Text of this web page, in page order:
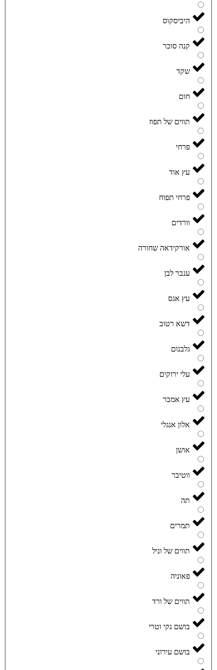
היביסקוס
קנה סוכר
שקד
חום
תווים של תפוז
פרחי
עץ אוד
פרחי תפוח
וורדים
אורקידאה שחורה
ענבר לבן
עץ אגס
דשא רטוב
גלבנום
עלי ירוקים
עץ אמבר
אלון אנגלי
אושן
ווטיבר
תה
תמרים
תווים של וניל
פאוניה
תווים של ורד
בושם נקי וטרי
בושם עירוני